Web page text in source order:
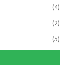
(4)
(2)
(5)